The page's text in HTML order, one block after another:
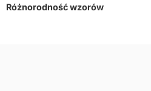
Różnorodność wzorów